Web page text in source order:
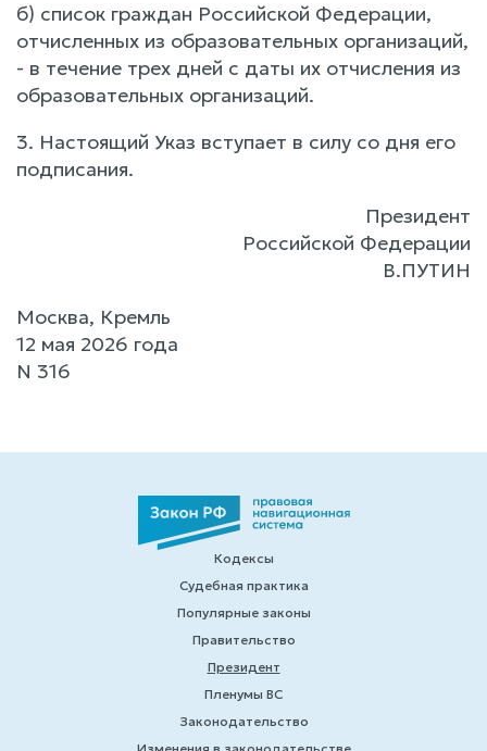
б) список граждан Российской Федерации,
отчисленных из образовательных организаций,
- в течение трех дней с даты их отчисления из
образовательных организаций.
3. Настоящий Указ вступает в силу со дня его
подписания.
Президент
Российской Федерации
В.ПУТИН
Москва, Кремль
12 мая 2026 года
N 316
Кодексы
Судебная практика
Популярные законы
Правительство
Президент
Пленумы ВС
Законодательство